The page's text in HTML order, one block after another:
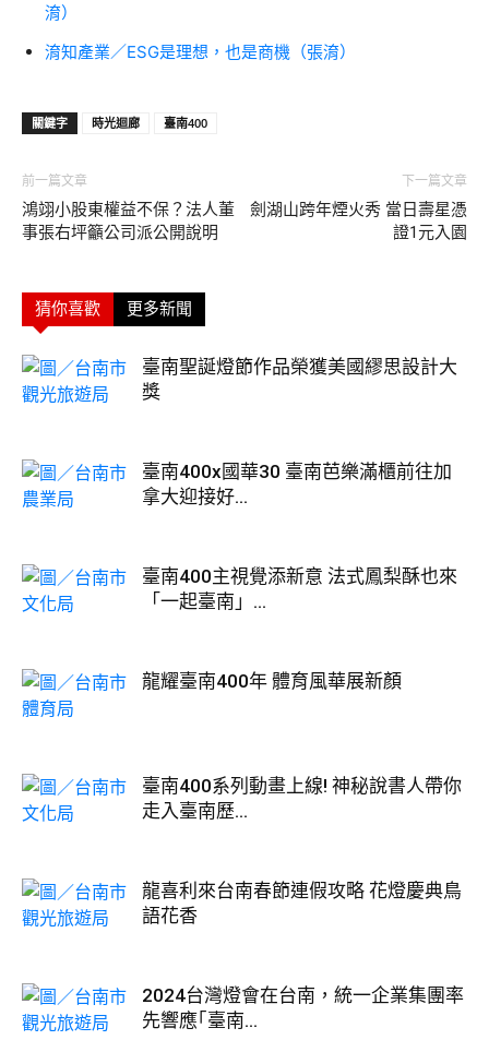
淯）
淯知產業／ESG是理想，也是商機（張淯）
關鍵字 時光迴廊 臺南400
前一篇文章
鴻翊小股東權益不保？法人董
事張右坪籲公司派公開說明
下一篇文章
劍湖山跨年煙火秀 當日壽星憑
證1元入園
猜你喜歡 更多新聞
臺南聖誕燈節作品榮獲美國繆思設計大
獎
臺南400x國華30 臺南芭樂滿櫃前往加
拿大迎接好...
臺南400主視覺添新意 法式鳳梨酥也來
「一起臺南」...
龍耀臺南400年 體育風華展新顏
臺南400系列動畫上線! 神秘說書人帶你
走入臺南歷...
龍喜利來台南春節連假攻略 花燈慶典鳥
語花香
2024台灣燈會在台南，統一企業集團率
先響應｢臺南...